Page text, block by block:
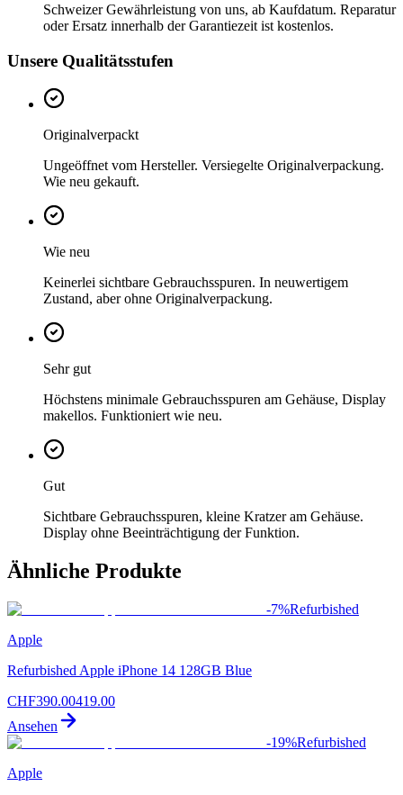
Schweizer Gewährleistung von uns, ab Kaufdatum. Reparatur
oder Ersatz innerhalb der Garantiezeit ist kostenlos.
Unsere Qualitätsstufen
Originalverpackt
Ungeöffnet vom Hersteller. Versiegelte Originalverpackung.
Wie neu gekauft.
Wie neu
Keinerlei sichtbare Gebrauchsspuren. In neuwertigem
Zustand, aber ohne Originalverpackung.
Sehr gut
Höchstens minimale Gebrauchsspuren am Gehäuse, Display
makellos. Funktioniert wie neu.
Gut
Sichtbare Gebrauchsspuren, kleine Kratzer am Gehäuse.
Display ohne Beeinträchtigung der Funktion.
Ähnliche Produkte
-7%Refurbished
Apple
Refurbished Apple iPhone 14 128GB Blue
CHF390.00419.00
Ansehen
-19%Refurbished
Apple